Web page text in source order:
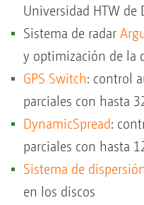
Universidad HTW de
Sistema de radar
y optimización de la
GPS Switch: control
parciales con hasta
DynamicSpread:
parciales con hasta
Sistema de
en los discos